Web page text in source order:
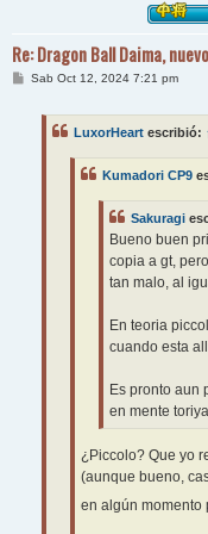
Re: Dragon Ball Daima,
MSab Oct 12, 2024 7:21 pm
LuxorHeart escribió:
Kumadori CP9
Sakuragi
Bueno buen
copia a gt,
tan malo, al
En teoria
cuando esta
Es pronto aun
en mente
¿Piccolo? Que yo
(aunque bueno,
en algún momento